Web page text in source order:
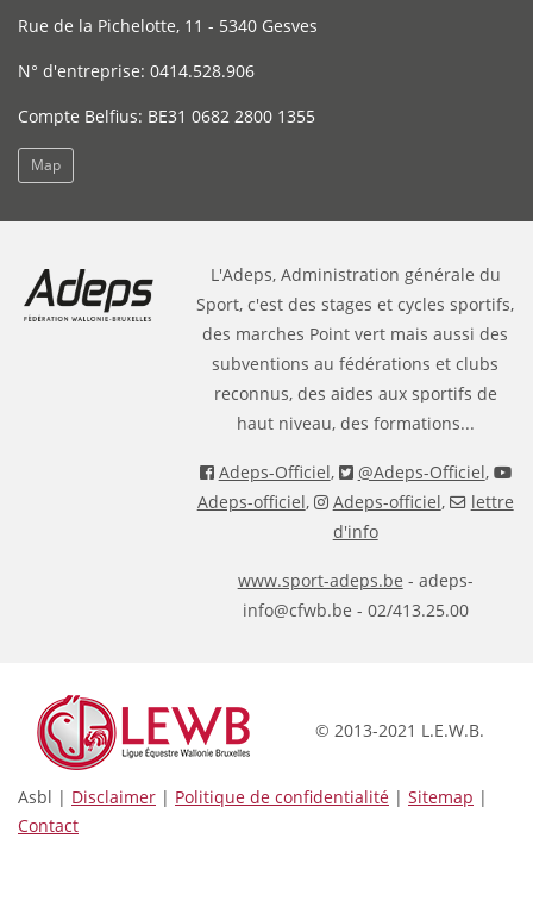
Rue de la Pichelotte, 11 - 5340 Gesves
N° d'entreprise: 0414.528.906
Compte Belfius: BE31 0682 2800 1355
Map
L'Adeps, Administration générale du
Sport, c'est des stages et cycles sportifs,
des marches Point vert mais aussi des
subventions au fédérations et clubs
reconnus, des aides aux sportifs de
haut niveau, des formations...
Adeps-Officiel, @Adeps-Officiel,
Adeps-officiel, Adeps-officiel,
lettre
d'info
www.sport-adeps.be - adeps-
info@cfwb.be - 02/413.25.00
© 2013-2021 L.E.W.B.
Asbl | Disclaimer | Politique de confidentialité | Sitemap |
Contact